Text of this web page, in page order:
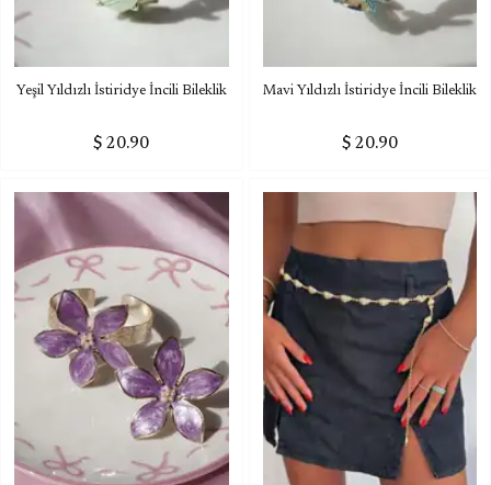
Yeşil Yıldızlı İstiridye İncili Bileklik
$ 20.90
Mavi Yıldızlı İstiridye İncili Bileklik
$ 20.90